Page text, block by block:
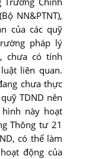
NN&PTNT),
của các quỹ
pháp lý
chưa có tính
liên quan.
chưa thực
TDND nên
này hoạt
Thông tư 21
có thể làm
động của